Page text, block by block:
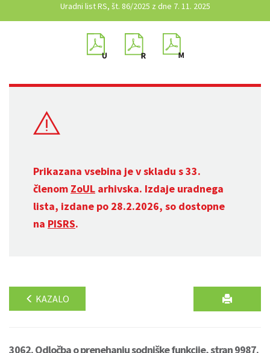
Uradni list RS, št. 86/2025 z dne 7. 11. 2025
Prikazana vsebina je v skladu s 33.
členom ZoUL arhivska. Izdaje uradnega
lista, izdane po 28.2.2026, so dostopne
na PISRS.
KAZALO
3062. Odločba o prenehanju sodniške funkcije, stran 9987.